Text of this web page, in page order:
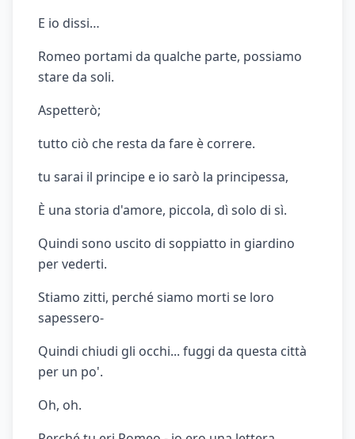
E io dissi…
Romeo portami da qualche parte, possiamo
stare da soli.
Aspetterò;
tutto ciò che resta da fare è correre.
tu sarai il principe e io sarò la principessa,
È una storia d'amore, piccola, dì solo di sì.
Quindi sono uscito di soppiatto in giardino
per vederti.
Stiamo zitti, perché siamo morti se loro
sapessero-
Quindi chiudi gli occhi... fuggi da questa città
per un po'.
Oh, oh.